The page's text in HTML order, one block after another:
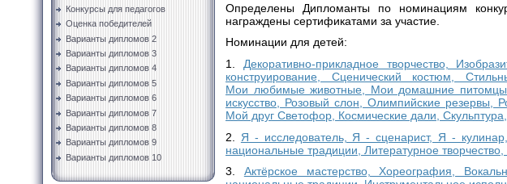
Конкурсы для педагогов
Оценка победителей
Варианты дипломов 2
Варианты дипломов 3
Варианты дипломов 4
Варианты дипломов 5
Варианты дипломов 6
Варианты дипломов 7
Варианты дипломов 8
Варианты дипломов 9
Варианты дипломов 10
Определены Дипломанты по номинациям
награждены сертификатами за участие.
Номинации для детей:
1. Декоративно-прикладное творчество,
конструирование, Сценический костюм,
Мои любимые животные, Мои домашние
искусство, Розовый слон, Олимпийские резервы,
Мой друг Светофор, Космические дали,
2. Я - исследователь, Я - сценарист, Я -
национальные традиции, Литературное
3. Актёрское мастерство, Хореография,